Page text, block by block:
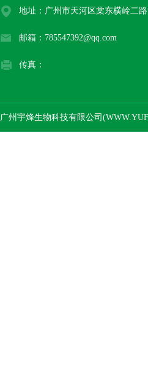
地址：广州市天河区棠东横岭二
邮箱：785547392@qq.com
传真：
广州宇烽生物科技有限公司